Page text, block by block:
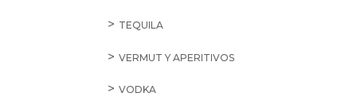
TEQUILA
VERMUT Y APERITIVOS
VODKA